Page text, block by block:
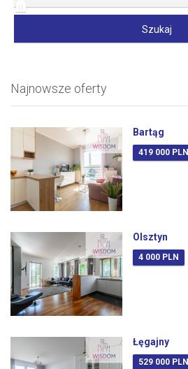
Najnowsze oferty
Bartąg
419 000 PLN
Olsztyn
4 000 PLN
Łęgajny
529 000 PLN